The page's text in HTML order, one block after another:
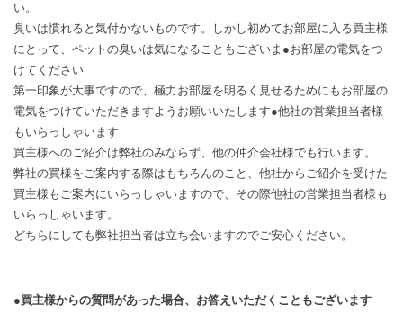
い。
臭いは慣れると気付かないものです。しかし初めてお部屋に入る買主様
にとって、ペットの臭いは気になることもございま●お部屋の電気をつ
けてください
第一印象が大事ですので、極力お部屋を明るく見せるためにもお部屋の
電気をつけていただきますようお願いいたします●他社の営業担当者様
もいらっしゃいます
買主様へのご紹介は弊社のみならず、他の仲介会社様でも行います。
弊社の買様をご案内する際はもちろんのこと、他社からご紹介を受けた
買主様もご案内にいらっしゃいますので、その際他社の営業担当者様も
いらっしゃいます。
どちらにしても弊社担当者は立ち会いますのでご安心ください。
●買主様からの質問があった場合、お答えいただくこともございます